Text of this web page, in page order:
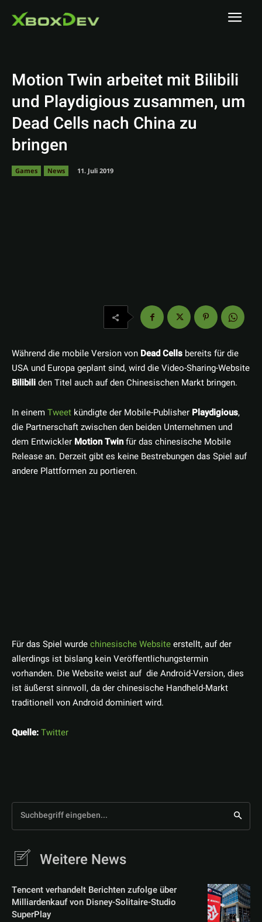
Motion Twin arbeitet mit Bilibili
und Playdigious zusammen, um
Dead Cells nach China zu
bringen
Games News 11. Juli 2019
Während die mobile Version von Dead Cells bereits für die
USA und Europa geplant sind, wird die Video-Sharing-Website
Bilibiliden Titel auch auf den Chinesischen Markt bringen.
In einemTweet kündigte der Mobile-Publisher Playdigious,
die Partnerschaft zwischen den beiden Unternehmen und
dem Entwickler Motion Twinfür das chinesische Mobile
Release an. Derzeit gibt es keine Bestrebungen das Spiel auf
andere Plattformen zu portieren.
Für das Spiel wurdechinesische Websiteerstellt, auf der
allerdings ist bislang kein Veröffentlichungstermin
vorhanden. DieWebsite weist auf die Android-Version, dies
ist äußerst sinnvoll, da der chinesische Handheld-Markt
traditionell von Android dominiert wird.
Quelle:Twitter
Suchbegriff eingeben...
Weitere News
Tencent verhandelt Berichten zufolge über
Milliardenkauf von Disney-Solitaire-Studio
SuperPlay